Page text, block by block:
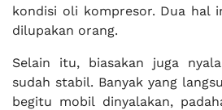
kondisi oli kompresor. Dua hal
dilupakan orang.
Selain itu, biasakan juga
sudah stabil. Banyak yang
begitu mobil dinyalakan,